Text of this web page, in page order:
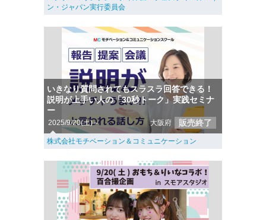
ン・ジャパン実行委員会
いきなり質問されてもスラスラ回答できる！
説明が上手い人の「30秒トーク」実践セミナ
ー
2025/9/20(土)～ 大阪府 販売終了
株式会社モチベーション＆コミュニケーション